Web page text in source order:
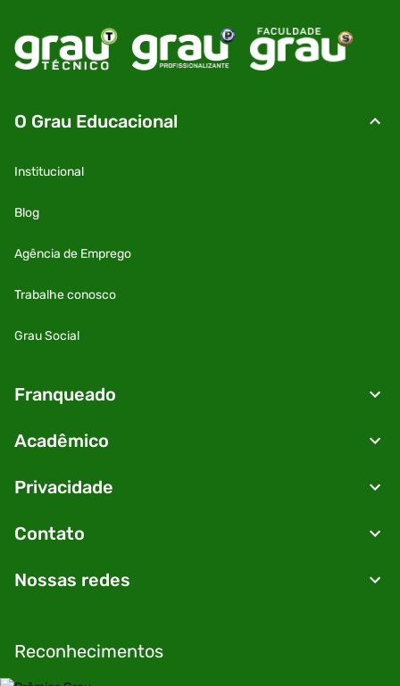
O Grau Educacional
Institucional
Blog
Agência de Emprego
Trabalhe conosco
Grau Social
Franqueado
Acadêmico
Privacidade
Contato
Nossas redes
Reconhecimentos